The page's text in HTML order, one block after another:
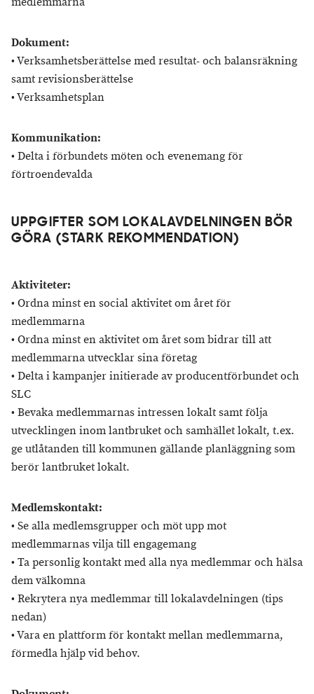
Dokument:
• Verksamhetsberättelse med resultat- och balansräkning
samt revisionsberättelse
• Verksamhetsplan
Kommunikation:
• Delta i förbundets möten och evenemang för
förtroendevalda
UPPGIFTER SOM LOKALAVDELNINGEN BÖR
GÖRA (STARK REKOMMENDATION)
Aktiviteter:
• Ordna minst en social aktivitet om året för
medlemmarna
• Ordna minst en aktivitet om året som bidrar till att
medlemmarna utvecklar sina företag
• Delta i kampanjer initierade av producentförbundet och
SLC
• Bevaka medlemmarnas intressen lokalt samt följa
utvecklingen inom lantbruket och samhället lokalt, t.ex.
ge utlåtanden till kommunen gällande planläggning som
berör lantbruket lokalt.
Medlemskontakt:
• Se alla medlemsgrupper och möt upp mot
medlemmarnas vilja till engagemang
• Ta personlig kontakt med alla nya medlemmar och hälsa
dem välkomna
• Rekrytera nya medlemmar till lokalavdelningen (tips
nedan)
• Vara en plattform för kontakt mellan medlemmarna,
förmedla hjälp vid behov.